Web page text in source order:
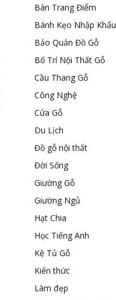
Bàn Trang Điểm
Bánh Kẹo Nhập Khẩu
Bảo Quản Đồ Gỗ
Bố Trí Nội Thất Gỗ
Cầu Thang Gỗ
Công Nghệ
Cửa Gỗ
Du Lịch
Đồ gỗ nội thất
Đời Sống
Giường Gỗ
Giường Ngủ
Hạt Chia
Học Tiếng Anh
Kệ Tủ Gỗ
Kiến thức
Làm đẹp